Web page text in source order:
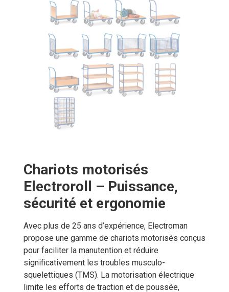
Chariots motorisés
Electroroll – Puissance,
sécurité et ergonomie
Avec plus de 25 ans d’expérience, Electroman
propose une gamme de chariots motorisés conçus
pour faciliter la manutention et réduire
significativement les troubles musculo-
squelettiques (TMS). La motorisation électrique
limite les efforts de traction et de poussée,